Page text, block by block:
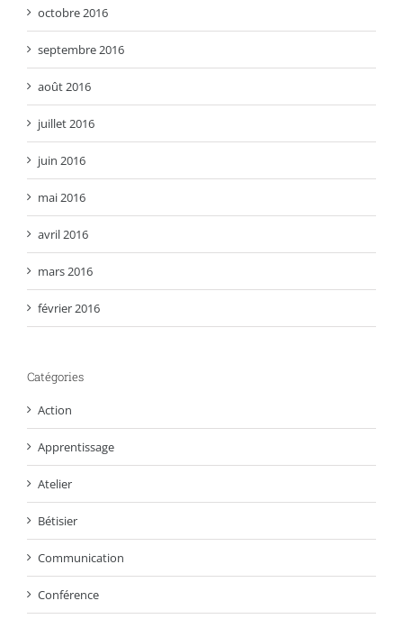
octobre 2016
septembre 2016
août 2016
juillet 2016
juin 2016
mai 2016
avril 2016
mars 2016
février 2016
Catégories
Action
Apprentissage
Atelier
Bétisier
Communication
Conférence